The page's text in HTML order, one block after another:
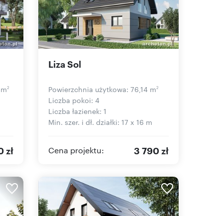
2
zł
Liza Sol
Powierzchnia użytkowa: 76,14 m2
Liczba pokoi: 4
Liczba łazienek: 1
Min. szer. i dł. działki: 17 x 16 m
Cena projektu: 3 790 zł